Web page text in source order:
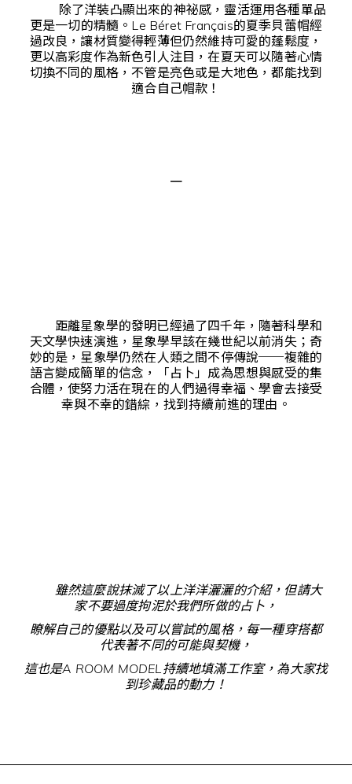
除了洋裝凸顯出來的神祕感，靈活運用各種單品
更是一切的精髓。Le Béret Français的夏季貝蕾帽經
過改良，讓材質變得輕薄但仍然維持可愛的蓬鬆度，
更以高彩度作為新色引人注目，在夏天可以隨著心情
切換不同的風格，不管是亮色或是大地色，都能找到
適合自己帽款！
－
距離星象學的發明已經過了四千年，隨著科學和
天文學快速演進，星象學早該在幾世紀以前消失；奇
妙的是，星象學仍然在人類之間不停傳說──複雜的
語言變成簡單的信念，「占卜」成為思想與感受的集
合體，使努力活在現在的人們過得幸福、學會去接受
幸與不幸的錯綜，找到持續前進的理由。
雖然這麼說抹滅了以上洋洋灑灑的介紹，但請大
家不要過度拘泥於我們所做的占卜，
瞭解自己的優點以及可以嘗試的風格，每一種穿搭都
代表著不同的可能與契機，
這也是A ROOM MODEL持續地填滿工作室，為大家找
到珍藏品的動力！